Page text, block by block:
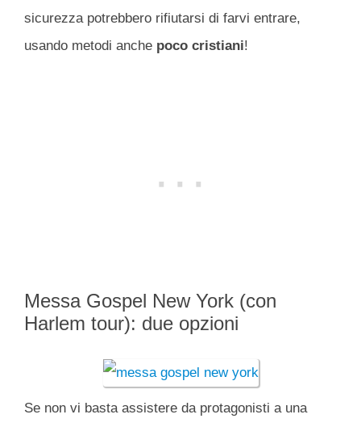
sicurezza potrebbero rifiutarsi di farvi entrare,
usando metodi anche poco cristiani!
Messa Gospel New York (con
Harlem tour): due opzioni
Se non vi basta assistere da protagonisti a una